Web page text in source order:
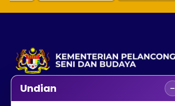
No. 2, Menara 1, Jalan P5/6, Presint 5,
Undian −